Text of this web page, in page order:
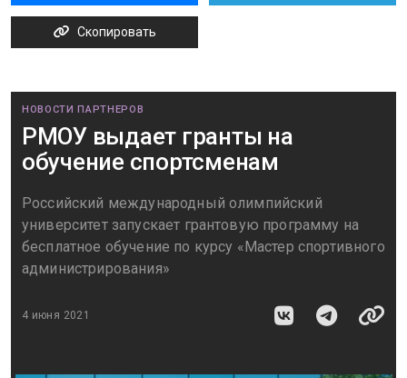
Скопировать
НОВОСТИ ПАРТНЕРОВ
РМОУ выдает гранты на
обучение спортсменам
Российский международный олимпийский
университет запускает грантовую программу на
бесплатное обучение по курсу «Мастер спортивного
администрирования»
4 июня 2021